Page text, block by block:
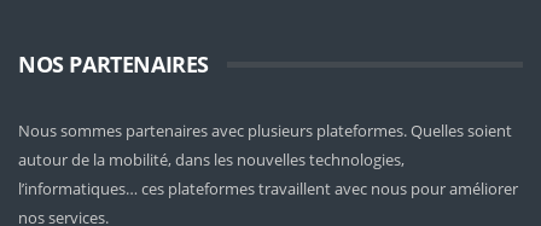
NOS PARTENAIRES
Nous sommes partenaires avec plusieurs plateformes. Quelles soient
autour de la mobilité, dans les nouvelles technologies,
l’informatiques… ces plateformes travaillent avec nous pour améliorer
nos services.